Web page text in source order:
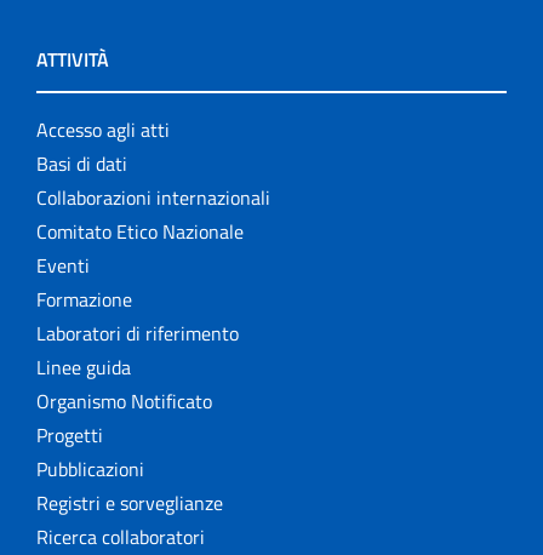
ATTIVITÀ
Accesso agli atti
Basi di dati
Collaborazioni internazionali
Comitato Etico Nazionale
Eventi
Formazione
Laboratori di riferimento
Linee guida
Organismo Notificato
Progetti
Pubblicazioni
Registri e sorveglianze
Ricerca collaboratori